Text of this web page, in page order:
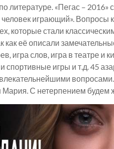
литературе. «Пегас –
играющий».
которые стали
как её описали
игра слов, игра в театре и
спортивные игры и т.д. 45
С нетерпением будем